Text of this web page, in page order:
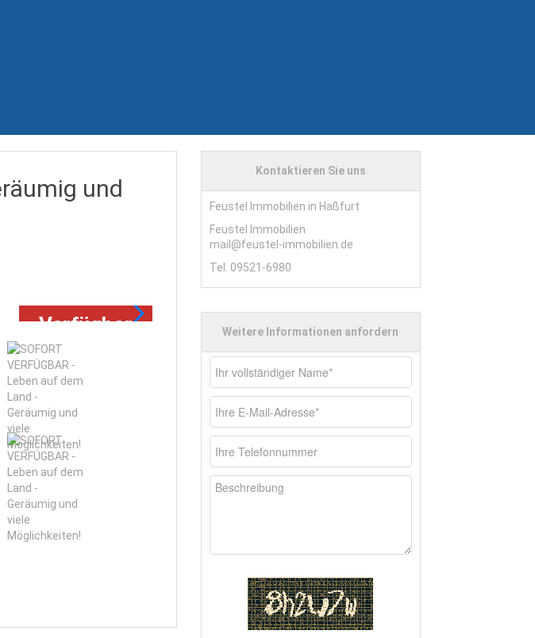
und
Verfügbar
Kontaktieren Sie uns
Feustel Immobilien in Haßfurt
Feustel Immobilien
mail@feustel-immobilien.de
Tel. 09521-6980
Weitere Informationen anfordern